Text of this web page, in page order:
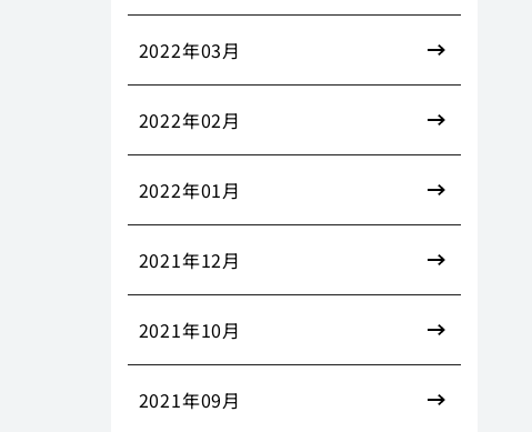
2022年03月
2022年02月
2022年01月
2021年12月
2021年10月
2021年09月